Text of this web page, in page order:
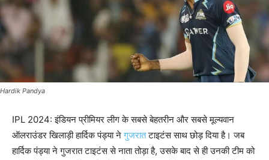
Hardik Pandya
IPL 2024: इंडियन प्रीमियर लीग के सबसे बेहतरीन और सबसे मूल्यवान
ऑलराउंडर खिलाड़ी हार्दिक पंड्या नेगुजरातटाइटंस साथ छोड़ दिया है। जब
हार्दिक पंड्या ने गुजरात टाइटंस से नाता तोड़ा है, उसके बाद से ही उनकी टीम को